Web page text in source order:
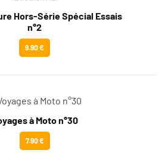
Hors-Série Spécial Essais
n°2
9.90 €
à Moto n°30
7.90 €